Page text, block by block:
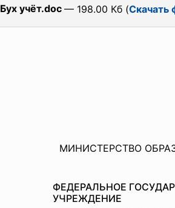
Бух учёт.doc — 198.00 Кб (Скачать
МИНИСТЕРСТВО
ФЕДЕРАЛЬНОЕ
УЧРЕЖДЕНИЕ